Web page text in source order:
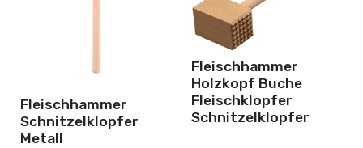
Fleischhammer
Schnitzelklopfer
Metall
Fleischhammer
Holzkopf Buche
Fleischklopfer
Schnitzelklopfer